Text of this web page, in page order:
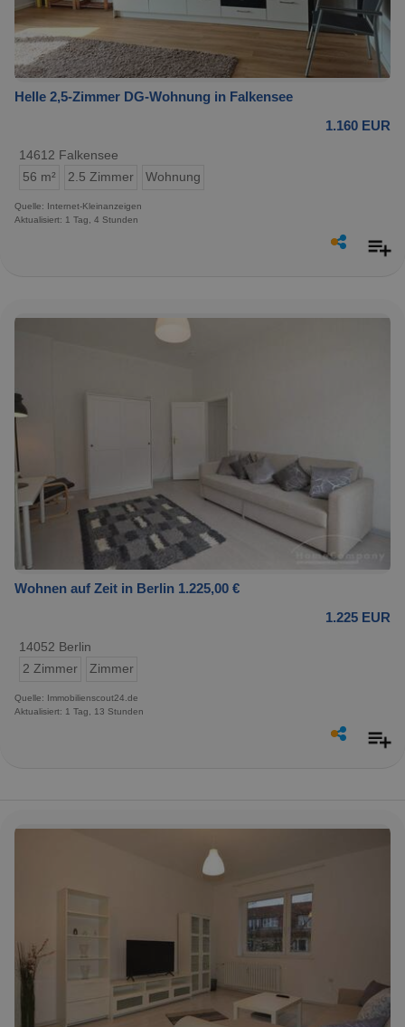
Helle 2,5-Zimmer DG-Wohnung in Falkensee
1.160 EUR
14612 Falkensee
56 m²
2.5 Zimmer Wohnung
Quelle: Internet-Kleinanzeigen
Aktualisiert: 1 Tag, 4 Stunden
Wohnen auf Zeit in Berlin 1.225,00 €
1.225 EUR
14052 Berlin
2 Zimmer
Zimmer
Quelle: Immobilienscout24.de
Aktualisiert: 1 Tag, 13 Stunden